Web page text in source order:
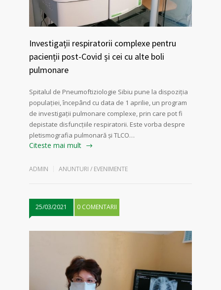
Investigații respiratorii complexe pentru
pacienții post-Covid și cei cu alte boli
pulmonare
Spitalul de Pneumoftiziologie Sibiu pune la dispoziția
populației, începând cu data de 1 aprilie, un program
de investigații pulmonare complexe, prin care pot fi
depistate disfuncțiile respiratorii. Este vorba despre
pletismografia pulmonară și TLCO…
Citeste mai mult
ADMIN ANUNTURI / EVENIMENTE
25/03/2021 0 COMENTARII